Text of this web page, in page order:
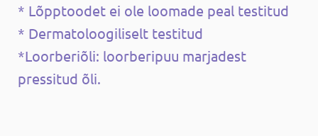
* Lõpptoodet ei ole loomade peal testitud
* Dermatoloogiliselt testitud
*Loorberiõli: loorberipuu marjadest
pressitud õli.